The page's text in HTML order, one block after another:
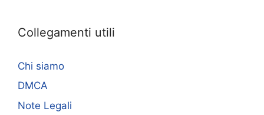
Collegamenti utili
Chi siamo
DMCA
Note Legali